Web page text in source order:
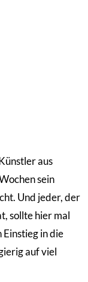
aus
sein
Und jeder, der
sollte hier mal
Einstieg in die
auf viel